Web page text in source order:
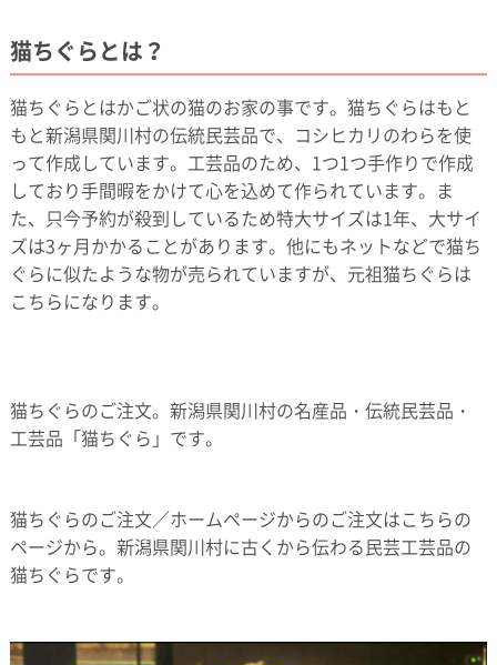
猫ちぐらとは？
猫ちぐらとはかご状の猫のお家の事です。猫ちぐらはもと
もと新潟県関川村の伝統民芸品で、コシヒカリのわらを使
って作成しています。工芸品のため、1つ1つ手作りで作成
しており手間暇をかけて心を込めて作られています。ま
た、只今予約が殺到しているため特大サイズは1年、大サイ
ズは3ヶ月かかることがあります。他にもネットなどで猫ち
ぐらに似たような物が売られていますが、元祖猫ちぐらは
こちらになります。
猫ちぐらのご注文。新潟県関川村の名産品・伝統民芸品・
工芸品「猫ちぐら」です。
猫ちぐらのご注文／ホームページからのご注文はこちらの
ページから。新潟県関川村に古くから伝わる民芸工芸品の
猫ちぐらです。